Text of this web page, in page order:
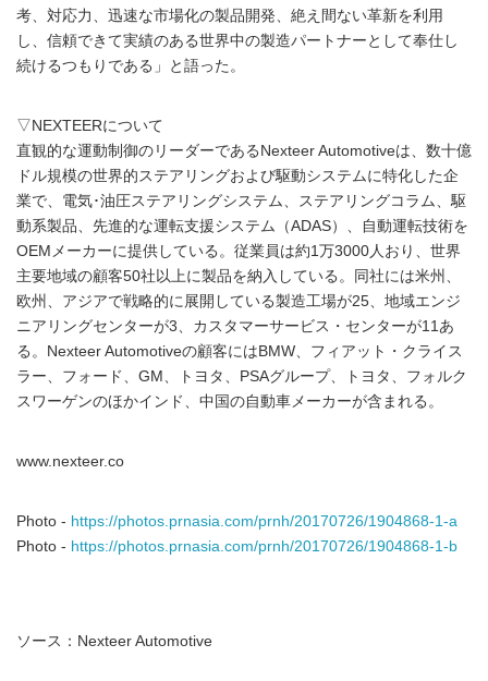
考、対応力、迅速な市場化の製品開発、絶え間ない革新を利用
し、信頼できて実績のある世界中の製造パートナーとして奉仕し
続けるつもりである」と語った。
▽NEXTEERについて
直観的な運動制御のリーダーであるNexteer Automotiveは、数十億
ドル規模の世界的ステアリングおよび駆動システムに特化した企
業で、電気･油圧ステアリングシステム、ステアリングコラム、駆
動系製品、先進的な運転支援システム（ADAS）、自動運転技術を
OEMメーカーに提供している。従業員は約1万3000人おり、世界
主要地域の顧客50社以上に製品を納入している。同社には米州、
欧州、アジアで戦略的に展開している製造工場が25、地域エンジ
ニアリングセンターが3、カスタマーサービス・センターが11あ
る。Nexteer Automotiveの顧客にはBMW、フィアット・クライス
ラー、フォード、GM、トヨタ、PSAグループ、トヨタ、フォルク
スワーゲンのほかインド、中国の自動車メーカーが含まれる。
www.nexteer.co
Photo - https://photos.prnasia.com/prnh/20170726/1904868-1-a
Photo - https://photos.prnasia.com/prnh/20170726/1904868-1-b
ソース：Nexteer Automotive